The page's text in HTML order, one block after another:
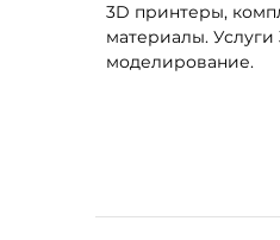
3D принтеры,
материалы.
моделирование.